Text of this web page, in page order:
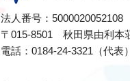
法人番号：5000020052108
〒015-8501 秋田県由利本
電話：0184-24-3321（代表）